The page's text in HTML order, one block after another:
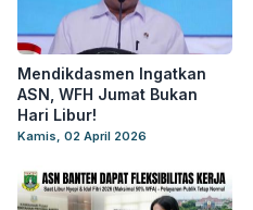
Mendikdasmen Ingatkan
ASN, WFH Jumat Bukan
Hari Libur!
Kamis, 02 April 2026